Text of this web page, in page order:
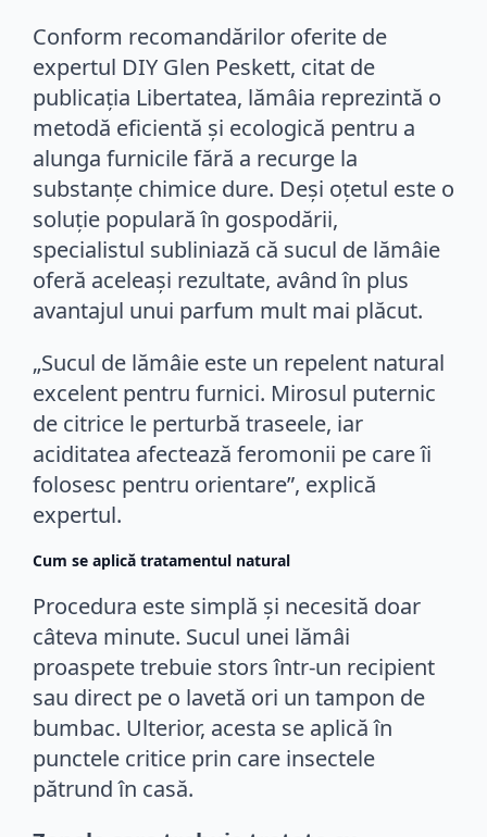
Conform recomandărilor oferite de
expertul DIY Glen Peskett, citat de
publicația Libertatea, lămâia reprezintă o
metodă eficientă și ecologică pentru a
alunga furnicile fără a recurge la
substanțe chimice dure. Deși oțetul este o
soluție populară în gospodării,
specialistul subliniază că sucul de lămâie
oferă aceleași rezultate, având în plus
avantajul unui parfum mult mai plăcut.
„Sucul de lămâie este un repelent natural
excelent pentru furnici. Mirosul puternic
de citrice le perturbă traseele, iar
aciditatea afectează feromonii pe care îi
folosesc pentru orientare”, explică
expertul.
Cum se aplică tratamentul natural
Procedura este simplă și necesită doar
câteva minute. Sucul unei lămâi
proaspete trebuie stors într-un recipient
sau direct pe o lavetă ori un tampon de
bumbac. Ulterior, acesta se aplică în
punctele critice prin care insectele
pătrund în casă.